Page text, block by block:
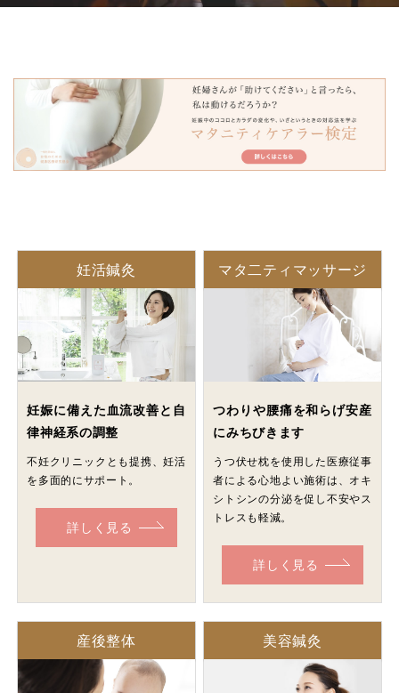
妊活鍼灸
妊娠に備えた血流改善と自
律神経系の調整
不妊クリニックとも提携、妊活
を多面的にサポート。
詳しく見る
マタ二ティマッサージ
つわりや腰痛を和らげ安産
にみちびきます
うつ伏せ枕を使用した医療従事
者による心地よい施術は、オキ
シトシンの分泌を促し不安やス
トレスも軽減。
詳しく見る
産後整体 美容鍼灸